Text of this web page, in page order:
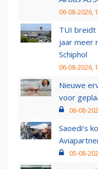
06-08-2026,
TUI breidt
jaar meer
Schiphol
06-08-2026,
Nieuwe
voor
06-08-
Saoedi’s
05-08-